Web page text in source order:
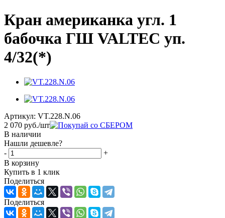
Кран американка угл. 1
бабочка ГШ VALTEС уп.
4/32(*)
Артикул: VT.228.N.06
2 070 руб./шт
В наличии
Нашли дешевле?
-
+
В корзину
Купить в 1 клик
Поделиться
Поделиться